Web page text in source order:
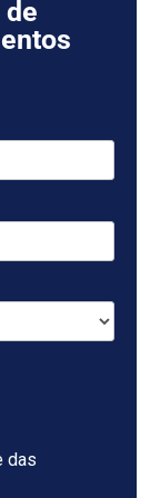
das